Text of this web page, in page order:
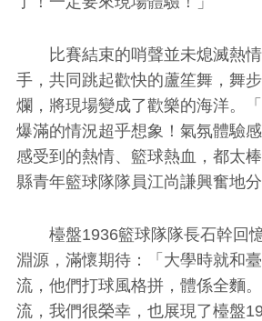
比賽結束的哨聲並未熄滅熱情
手，共同跳起歡快的蘆笙舞，舞
爛，將現場變成了歡樂的海洋。
爆滿的情況超乎想象！氣氛體驗
感受到的熱情、籃球熱血，都太
縣青年籃球隊隊員江尚謙興奮地分
檯盤1936籃球隊隊長石幹回
淵源，滿懷期待：「大學時就和
流，他們打球風格拼，體係全麵
流，我們很榮幸，也展現了檯盤